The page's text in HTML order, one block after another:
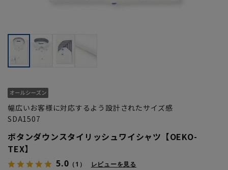
幅広いお客様に対応するよう設計されたサイズ感
SDA1507
ボタンダウンスタイリッシュワイシャツ【OEKO-
TEX】
5.0 （1） レビューを見る